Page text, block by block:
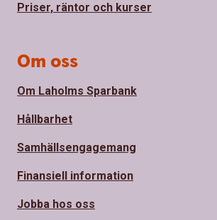
Priser, räntor och kurser
Om oss
Om Laholms Sparbank
Hållbarhet
Samhällsengagemang
Finansiell information
Jobba hos oss